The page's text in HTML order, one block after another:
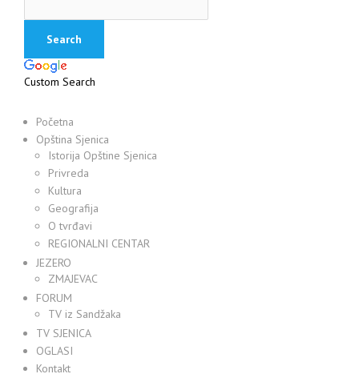
Custom Search
Početna
Opština Sjenica
Istorija Opštine Sjenica
Privreda
Kultura
Geografija
O tvrđavi
REGIONALNI CENTAR
JEZERO
ZMAJEVAC
FORUM
TV iz Sandžaka
TV SJENICA
OGLASI
Kontakt